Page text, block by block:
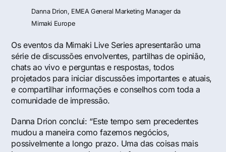
Danna Drion, EMEA General Marketing Manager da
Mimaki Europe
Os eventos da Mimaki Live Series apresentarão uma
série de discussões envolventes, partilhas de opinião,
chats ao vivo e perguntas e respostas, todos
projetados para iniciar discussões importantes e atuais,
e compartilhar informações e conselhos com toda a
comunidade de impressão.
Danna Drion conclui: “Este tempo sem precedentes
mudou a maneira como fazemos negócios,
possivelmente a longo prazo. Uma das coisas mais